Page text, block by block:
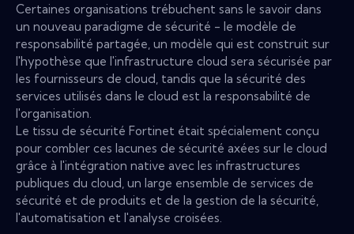
Certaines organisations trébuchent sans le savoir dans
un nouveau paradigme de sécurité - le modèle de
responsabilité partagée, un modèle qui est construit sur
l'hypothèse que l'infrastructure cloud sera sécurisée par
les fournisseurs de cloud, tandis que la sécurité des
services utilisés dans le cloud est la responsabilité de
l'organisation.
Le tissu de sécurité Fortinet était spécialement conçu
pour combler ces lacunes de sécurité axées sur le cloud
grâce à l'intégration native avec les infrastructures
publiques du cloud, un large ensemble de services de
sécurité et de produits et de la gestion de la sécurité,
l'automatisation et l'analyse croisées.